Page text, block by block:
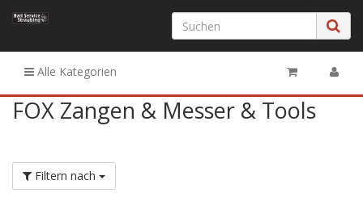
Alle Kategorien
FOX Zangen & Messer & Tools
Filtern nach